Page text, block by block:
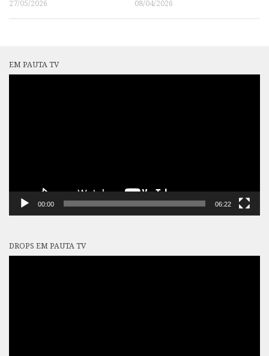
27/05/2026 08/04/2026
EM PAUTA TV
00:00 06:22
DROPS EM PAUTA TV